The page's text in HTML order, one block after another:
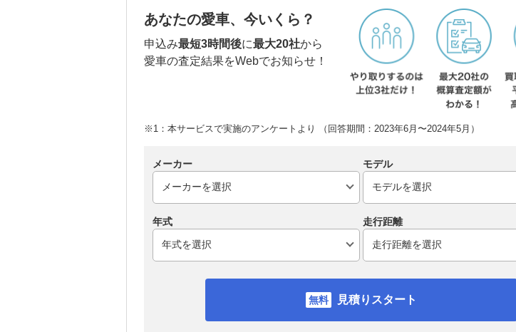
あなたの愛車、今いくら？
申込み最短3時間後に最大20社から
愛車の査定結果をWebでお知らせ！
※1：本サービスで実施のアンケートより （回答期間：2023年6月〜2024年5月）
メーカー モデル
年式 走行距離
見積りスタート